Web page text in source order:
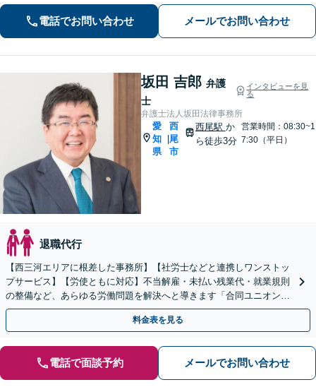
な配慮のある解決策をご提案します
【お子さま連れのご相談可】
電話でお問い合わせ メールでお問い合わせ
坂田 吉郎 弁護
士
インタビューを見
る
弁護士法人坂田法律事務所
愛
知
県
西
尾
市
西尾駅 か
ら徒歩3分
営業時間：08:30~1
7:30（平日）
退職代行
【西三河エリアに根差した事務所】【社労士などと連携しワンストッ
プサービス】【労使ともに対応】不当解雇・未払い残業代・就業規則
の整備など、あらゆる労働問題を解決へと導きます「合同ユニオン」
との交渉を代理した経験あり【休日・夜間相談あり】
料金表を見る
電話で面談予約 メールでお問い合わせ